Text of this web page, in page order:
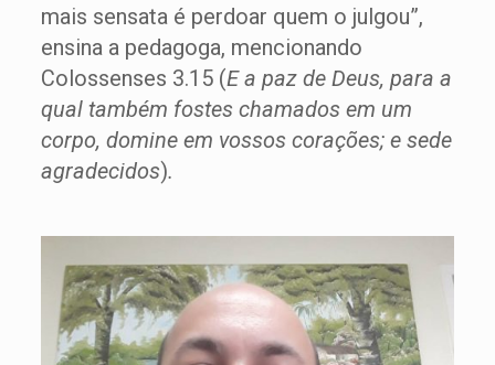
mais sensata é perdoar quem o julgou”,
ensina a pedagoga, mencionando
Colossenses 3.15 (E a paz de Deus, para a
qual também fostes chamados em um
corpo, domine em vossos corações; e sede
agradecidos).